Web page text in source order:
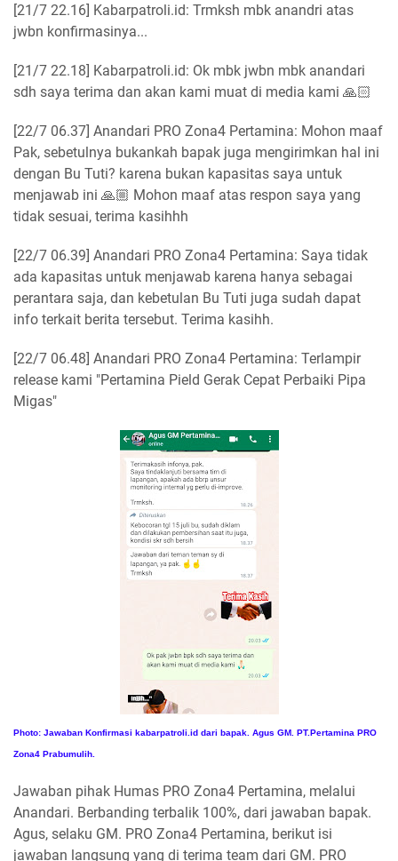
[21/7 22.16] Kabarpatroli.id: Trmksh mbk anandri atas
jwbn konfirmasinya...
[21/7 22.18] Kabarpatroli.id: Ok mbk jwbn mbk anandari
sdh saya terima dan akan kami muat di media kami 🙏🏻
[22/7 06.37] Anandari PRO Zona4 Pertamina: Mohon maaf
Pak, sebetulnya bukankah bapak juga mengirimkan hal ini
dengan Bu Tuti? karena bukan kapasitas saya untuk
menjawab ini 🙏🏼 Mohon maaf atas respon saya yang
tidak sesuai, terima kasihhh
[22/7 06.39] Anandari PRO Zona4 Pertamina: Saya tidak
ada kapasitas untuk menjawab karena hanya sebagai
perantara saja, dan kebetulan Bu Tuti juga sudah dapat
info terkait berita tersebut. Terima kasihh.
[22/7 06.48] Anandari PRO Zona4 Pertamina: Terlampir
release kami "Pertamina Pield Gerak Cepat Perbaiki Pipa
Migas"
Photo: Jawaban Konfirmasi kabarpatroli.id dari bapak. Agus GM. PT.Pertamina PRO
Zona4 Prabumulih.
Jawaban pihak Humas PRO Zona4 Pertamina, melalui
Anandari. Berbanding terbalik 100%, dari jawaban bapak.
Agus, selaku GM. PRO Zona4 Pertamina, berikut isi
jawaban langsung yang di terima team dari GM. PRO